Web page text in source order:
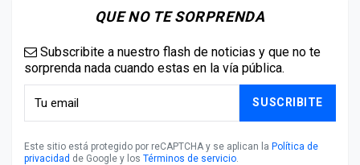
QUE NO TE SORPRENDA
Subscribite a nuestro flash de noticias y que no te
sorprenda nada cuando estas en la vía pública.
SUSCRIBITE
Este sitio está protegido por reCAPTCHA y se aplican la Política de
privacidad de Google y los Términos de servicio.